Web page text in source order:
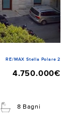
RE/MAX Stella Polare 2
4.750.000€
8 Bagni